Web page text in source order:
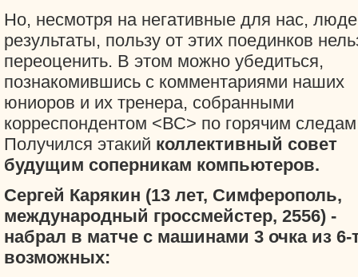
Но, несмотря на негативные для нас,
результаты, пользу от этих поединков
переоценить. В этом можно убедиться,
познакомившись с комментариями наших
юниоров и их тренера, собранными
корреспондентом <ВС> по горячим
Получился этакий коллективный совет
будущим соперникам компьютеров.
Сергей Карякин (13 лет, Симферополь,
международный гроссмейстер, 2556) -
набрал в матче с машинами 3 очка из 6-
возможных: